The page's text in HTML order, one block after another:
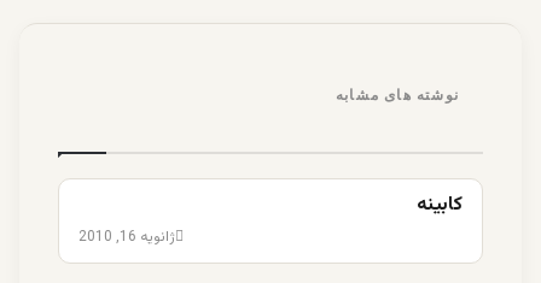
نوشته های مشابه
کابينه
ژانویه 16, 2010